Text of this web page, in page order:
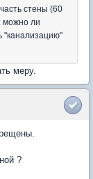
стены (60
можно ли
"канализацию"
меру.
?